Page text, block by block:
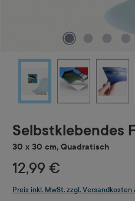
Selbstklebendes
30 x 30 cm, Quadratisch
12,99 €
Preis inkl. MwSt. zzgl.